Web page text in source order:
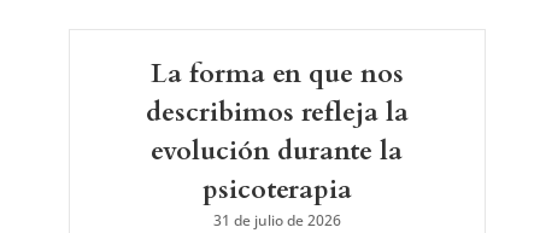
La forma en que nos
describimos refleja la
evolución durante la
psicoterapia
31 de julio de 2026